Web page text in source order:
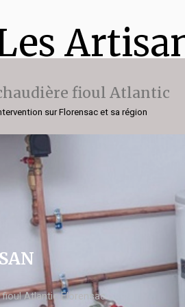
fioul Atlantic
sur Florensac et sa région
fioul Atlantic Florensac